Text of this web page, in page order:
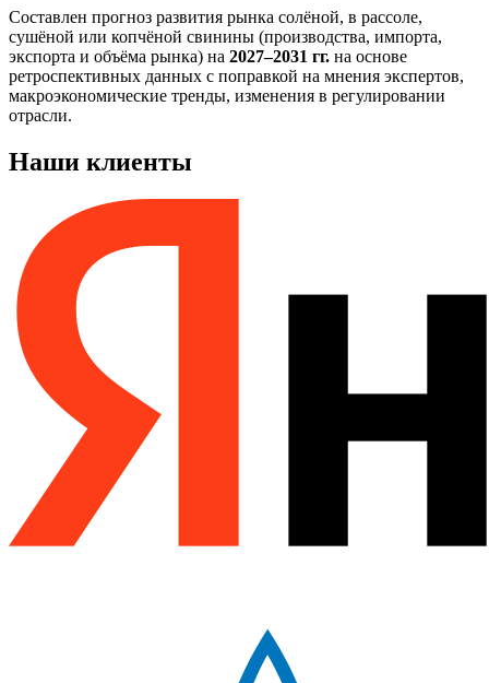
Составлен прогноз развития рынка солёной, в рассоле,
сушёной или копчёной свинины (производства, импорта,
экспорта и объёма рынка) на 2027–2031 гг. на основе
ретроспективных данных с поправкой на мнения экспертов,
макроэкономические тренды, изменения в регулировании
отрасли.
Наши клиенты